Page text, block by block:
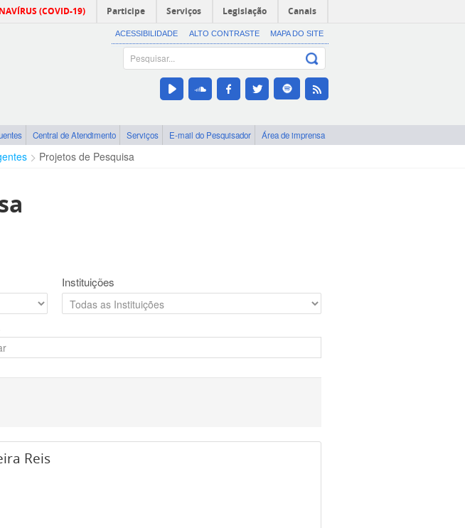
(COVID-19) Participe Serviços Legislação Canais
ACESSIBILIDADE ALTO CONTRASTE MAPA DO SITE
Central de Atendimento Serviços E-mail do Pesquisador Área de imprensa
Projetos de Pesquisa
Instituições
Reis